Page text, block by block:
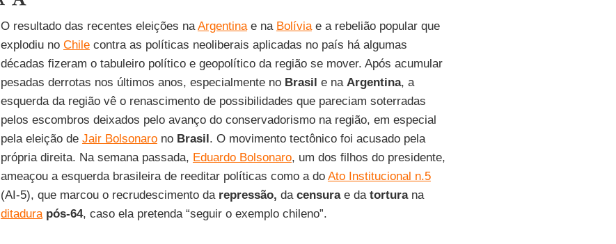
O resultado das recentes eleições naArgentinae na Bolíviae a rebelião popular que
explodiu no Chilecontra as políticas neoliberais aplicadas no país há algumas
décadas fizeram o tabuleiro político e geopolítico da região se mover. Após acumular
pesadas derrotas nos últimos anos, especialmente no Brasil e na Argentina, a
esquerda da região vê o renascimento de possibilidades que pareciam soterradas
pelos escombros deixados pelo avanço do conservadorismo na região, em especial
pela eleição de Jair Bolsonarono Brasil. O movimento tectônico foi acusado pela
própria direita. Na semana passada, Eduardo Bolsonaro, um dos filhos do presidente,
ameaçou a esquerda brasileira de reeditar políticas como a do Ato Institucional n.5
(AI-5), que marcou o recrudescimento da repressão, da censurae da torturana
ditadurapós-64, caso ela pretenda “seguir o exemplo chileno”.